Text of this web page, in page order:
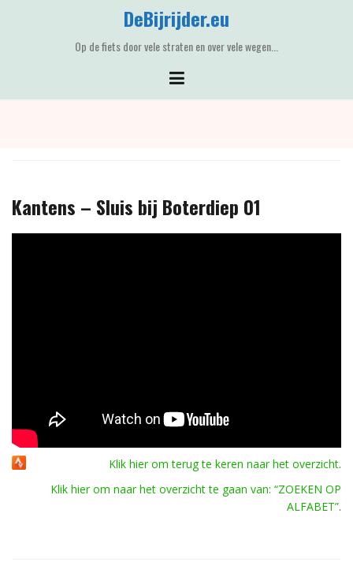
DeBijrijder.eu
Op de fiets door vele straten en over vele wegen...
Kantens – Sluis bij Boterdiep 01
Klik hier om terug te keren naar het overzicht.
Klik hier om naar het overzicht te gaan van: “ZOEKEN OP
ALFABET”.